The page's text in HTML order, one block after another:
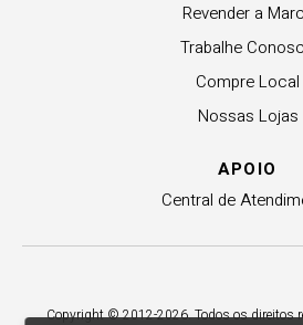
Revender a
Trabalhe
Compre Local
Nossas Lojas
APOIO
Central de
Copyright © 2012-2026. Todos os direitos